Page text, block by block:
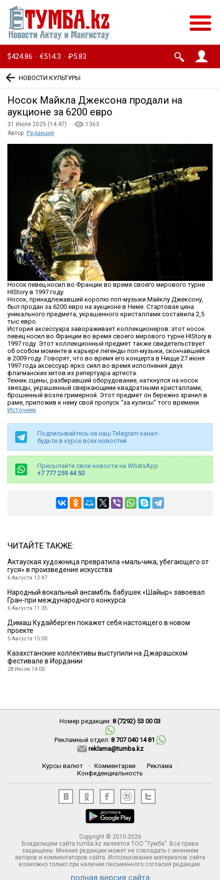
$424.86 · €514.3 · ₽5.83
НОВОСТИ КУЛЬТУРЫ
Носок Майкла Джексона продали на
аукционе за 6200 евро
31 Июля 2025 (14:47) ·
1363
Автор: Редакция
Носок певец носил во Франции во время своего мирового турне
HIStory в 1997 году
Носок, принадлежавший королю поп-музыки Майклу Джексону,
был продан за 6200 евро на аукционе в Ниме. Стартовая цена
уникального предмета, украшенного кристаллами составила 2,5
тыс евро.
История аксессуара завораживает коллекционеров: этот носок
певец носил во Франции во время своего мирового турне HIStory в
1997 году. Этот коллекционный предмет также свидетельствует
об особом моменте в карьере легенды поп-музыки, скончавшейся
в 2009 году. Говорят, что во время его концерта в Ницце 27 июня
1997 года аксессуар ярко сиял во время исполнения двух
флагманских хитов из репертуара артиста.
Техник сцены, разбиравший оборудование, наткнулся на носок
звезды, украшенный сверкающими квадратными кристаллами,
брошенный возле гримерной. Этот предмет он бережно хранил в
раме, приложив к нему свой пропуск “за кулисы” того времени.
Источник
Подписывайтесь на наш Telegram канал -
будьте в курсе всех новостей
Присылайте свои новости на WhatsApp
+7 777 259 44 50
ЧИТАЙТЕ ТАКЖЕ:
Актауская художница превратила «мальчика, убегающего от
гуся» в произведение искусства
6 Августа 12:47
Народный вокальный ансамбль бабушек «Шайыр» завоевал
Гран-при международного конкурса
6 Августа 11:35
Димаш Кудайберген покажет себя настоящего в новом
проекте
5 Августа 15:00
Казахстанские коллективы выступили на Джарашском
фестивале в Иордании
28 Июля 14:00
Номер редакции: 8 (7292) 53 00 03
Рекламный отдел: 8 707 040 14 81
reklama@tumba.kz
Курсы валют · Комментарии · Реклама
·
Конфиденциальность
Copyright © 2010-2026
Владельцем сайта tumba.kz является ТОО "Тумба". Все права
защищены. Мнение редакции может не совпадать с мнением
авторов и комментаторов сайта. Использование материалов сайта
возможно только при наличии письменного согласия редакции.
полная версия сайта